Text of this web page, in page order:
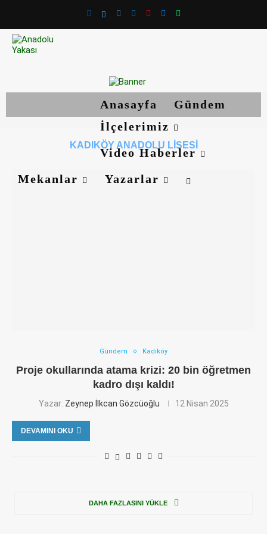
Anasayfa
Gündem
İlçelerimiz
Video Haberler
Mekanlar
Yazarlar
KADIKÖY ANADOLU LISESI
Gündem Kadıköy
Proje okullarında atama krizi: 20 bin öğretmen
kadro dışı kaldı!
Yazar: Zeynep İlkcan Gözcüoğlu 12 Nisan 2025
DEVAMINI OKU
DAHA FAZLASINI YÜKLE